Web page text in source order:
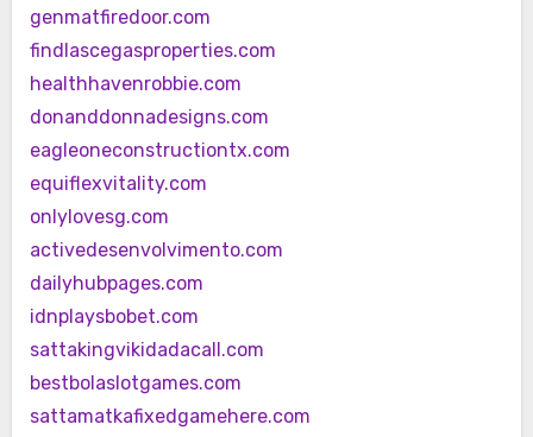
genmatfiredoor.com
findlascegasproperties.com
healthhavenrobbie.com
donanddonnadesigns.com
eagleoneconstructiontx.com
equiflexvitality.com
onlylovesg.com
activedesenvolvimento.com
dailyhubpages.com
idnplaysbobet.com
sattakingvikidadacall.com
bestbolaslotgames.com
sattamatkafixedgamehere.com